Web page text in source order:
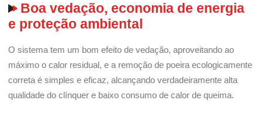
Boa vedação, economia de energia
e proteção ambiental
O sistema tem um bom efeito de vedação, aproveitando ao
máximo o calor residual, e a remoção de poeira ecologicamente
correta é simples e eficaz, alcançando verdadeiramente alta
qualidade do clínquer e baixo consumo de calor de queima.